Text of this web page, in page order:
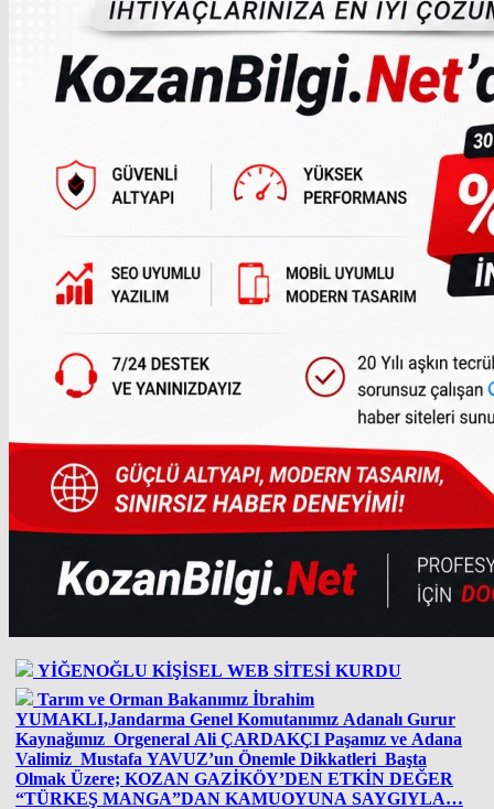
YİĞENOĞLU KİŞİSEL WEB SİTESİ KURDU
Tarım ve Orman Bakanımız İbrahim
YUMAKLI,Jandarma Genel Komutanımız Adanalı Gurur
Kaynağımız Orgeneral Ali ÇARDAKÇI Paşamız ve Adana
Valimiz Mustafa YAVUZ’un Önemle Dikkatleri Başta
Olmak Üzere; KOZAN GAZİKÖY’DEN ETKİN DEĞER
“TÜRKEŞ MANGA”DAN KAMUOYUNA SAYGIYLA…